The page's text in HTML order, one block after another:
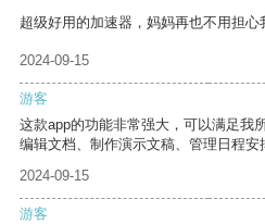
超级好用的加速器，妈妈再也不用担心
2024-09-15
游客
这款app的功能非常强大，可以满足我
编辑文档、制作演示文稿、管理日程安
2024-09-15
游客